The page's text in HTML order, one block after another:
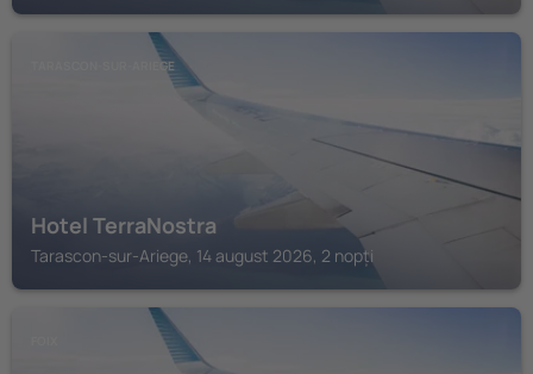
TARASCON-SUR-ARIEGE
Hotel TerraNostra
Tarascon-sur-Ariege, 14 august 2026, 2 nopți